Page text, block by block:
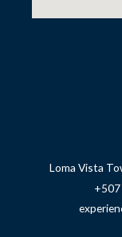
Loma Vista